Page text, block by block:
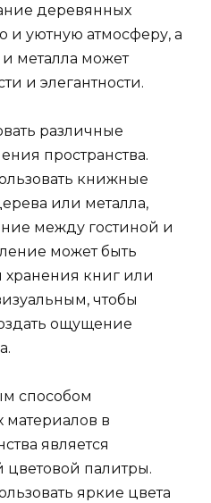
деревянных
и уютную атмосферу, а
металла может
и элегантности.
различные
пространства.
книжные
или металла,
между гостиной и
может быть
книг или
чтобы
ощущение
способом
материалов в
является
цветовой палитры.
яркие цвета